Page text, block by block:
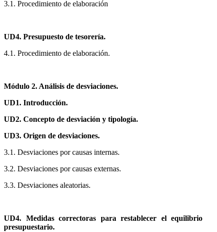
3.1. Procedimiento de elaboración
UD4. Presupuesto de tesorería.
4.1. Procedimiento de elaboración.
Módulo 2. Análisis de desviaciones.
UD1. Introducción.
UD2. Concepto de desviación y tipología.
UD3. Origen de desviaciones.
3.1. Desviaciones por causas internas.
3.2. Desviaciones por causas externas.
3.3. Desviaciones aleatorias.
UD4. Medidas correctoras para restablecer el equilibrio
presupuestario.